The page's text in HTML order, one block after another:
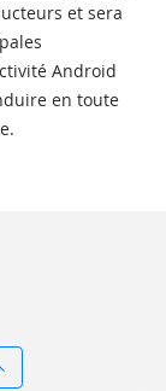
et sera
Android
en toute